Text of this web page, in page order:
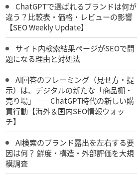
ChatGPTで選ばれるブランドは何が
違う？比較表・価格・レビューの影響
【SEO Weekly Update】
サイト内検索結果ページがSEOで問
題になる理由と対処法
AI回答のフレーミング（見せ方・提
示）は、デジタルの新たな「商品棚・
売り場」――ChatGPT時代の新しい購
買行動【海外＆国内SEO情報ウォッ
チ】
AI検索のブランド露出を左右する要
因は何？ 鮮度・構造・外部評価を大規
模調査